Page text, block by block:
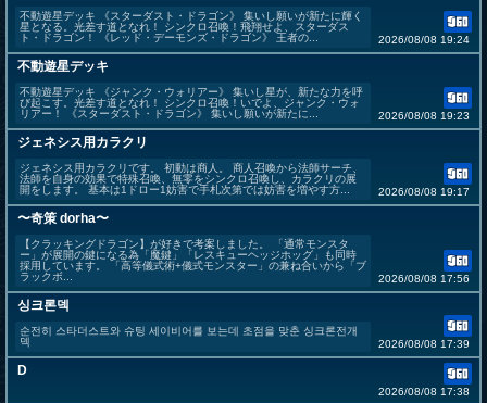
不動遊星デッキ 《スターダスト・ドラゴン》 集いし願いが新たに輝く
星となる。光差す道となれ！ シンクロ召喚！飛翔せよ、スターダス
ト・ドラゴン！ 《レッド・デーモンズ・ドラゴン》 王者の...
2026/08/08 19:24
不動遊星デッキ
不動遊星デッキ 《ジャンク・ウォリアー》 集いし星が、新たな力を呼
び起こす。光差す道となれ！ シンクロ召喚！いでよ、ジャンク・ウォ
リアー！ 《スターダスト・ドラゴン》 集いし願いが新たに...
2026/08/08 19:23
ジェネシス用カラクリ
ジェネシス用カラクリです。 初動は商人。 商人召喚から法師サーチ、
法師を自身の効果で特殊召喚、無零をシンクロ召喚し、カラクリの展
開をします。 基本は1ドロー1妨害で手札次第では妨害を増やす方...
2026/08/08 19:17
〜奇策 dorha〜
【クラッキングドラゴン】が好きで考案しました。 「通常モンスタ
ー」が展開の鍵になる為「魔鍵」「レスキューヘッジホッグ」も同時
採用しています。 「高等儀式術+儀式モンスター」の兼ね合いから「ブ
ラックボ...
2026/08/08 17:56
싱크론덱
순전히 스타더스트와 슈팅 세이비어를 보는데 초점을 맞춘 싱크론전개
덱
2026/08/08 17:39
D
2026/08/08 17:38